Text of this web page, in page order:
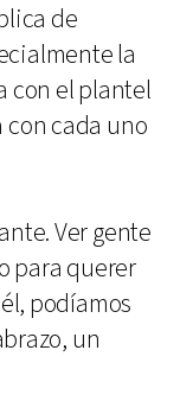
de
la
con el plantel
con cada uno
Ver gente
para querer
podíamos
un